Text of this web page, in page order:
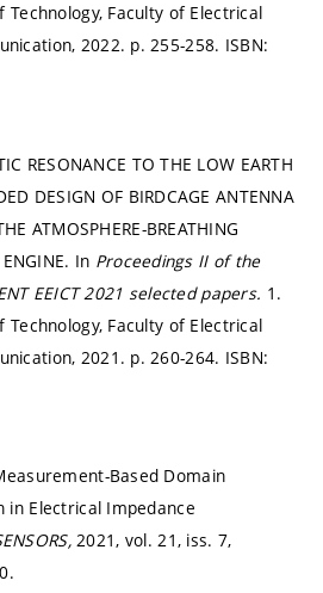
Faculty of Electrical
2022. p. 255-258. ISBN:
RESONANCE TO THE LOW EARTH
DESIGN OF BIRDCAGE ANTENNA
ATMOSPHERE-BREATHING
ENGINE. In Proceedings II of the
EEICT 2021 selected papers. 1.
Faculty of Electrical
2021. p. 260-264. ISBN:
Based Domain
in Electrical Impedance
2021, vol. 21, iss. 7,